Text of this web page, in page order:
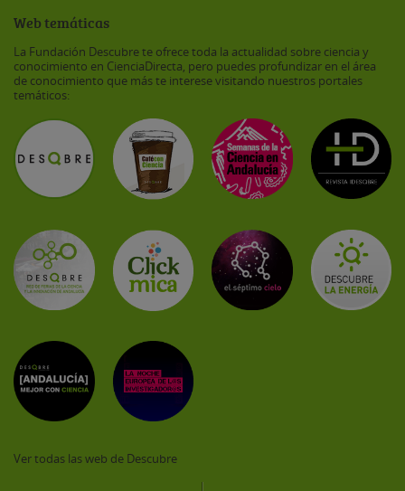
Web temáticas
La Fundación Descubre te ofrece toda la actualidad sobre ciencia y
conocimiento en CienciaDirecta, pero puedes profundizar en el área
de conocimiento que más te interese visitando nuestros portales
temáticos:
Ver todas las web de Descubre